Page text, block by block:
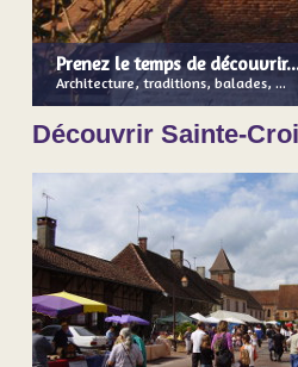
Prenez le temps de
Architecture, traditions, balades, ...
Découvrir Sainte-